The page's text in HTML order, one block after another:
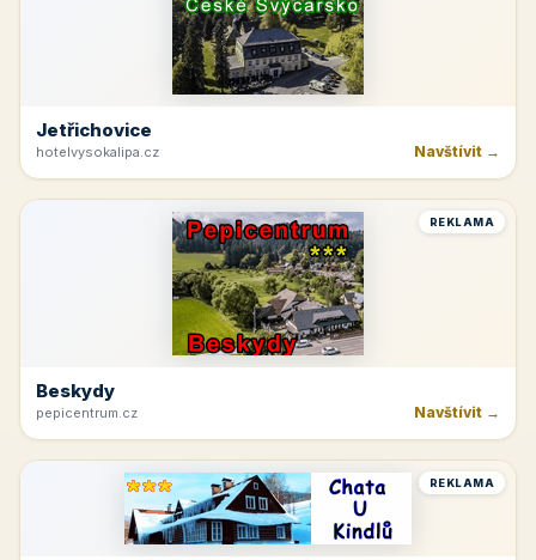
Jetřichovice
hotelvysokalipa.cz Navštívit →
REKLAMA
Beskydy
pepicentrum.cz Navštívit →
REKLAMA